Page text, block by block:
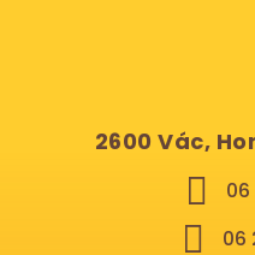
2600 Vác,
06
06